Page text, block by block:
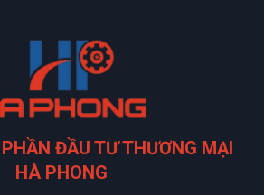
ĐẦU TƯ THƯƠNG MẠI
HÀ PHONG